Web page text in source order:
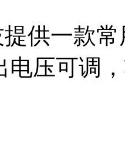
供一款常
电压可调